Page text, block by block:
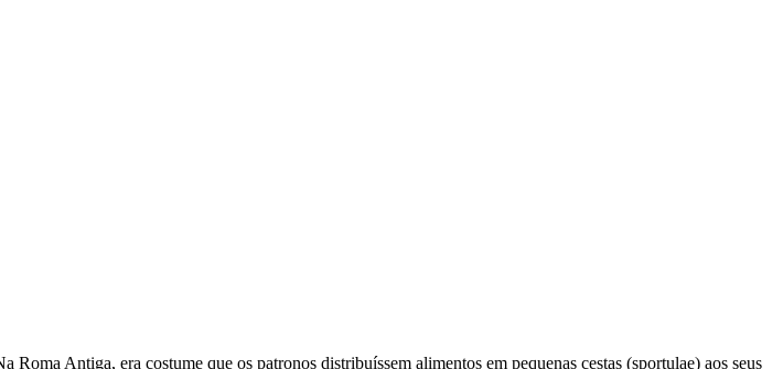
Antiga, era costume que os patronos distribuíssem alimentos em pequenas cestas (sportulae) aos seus